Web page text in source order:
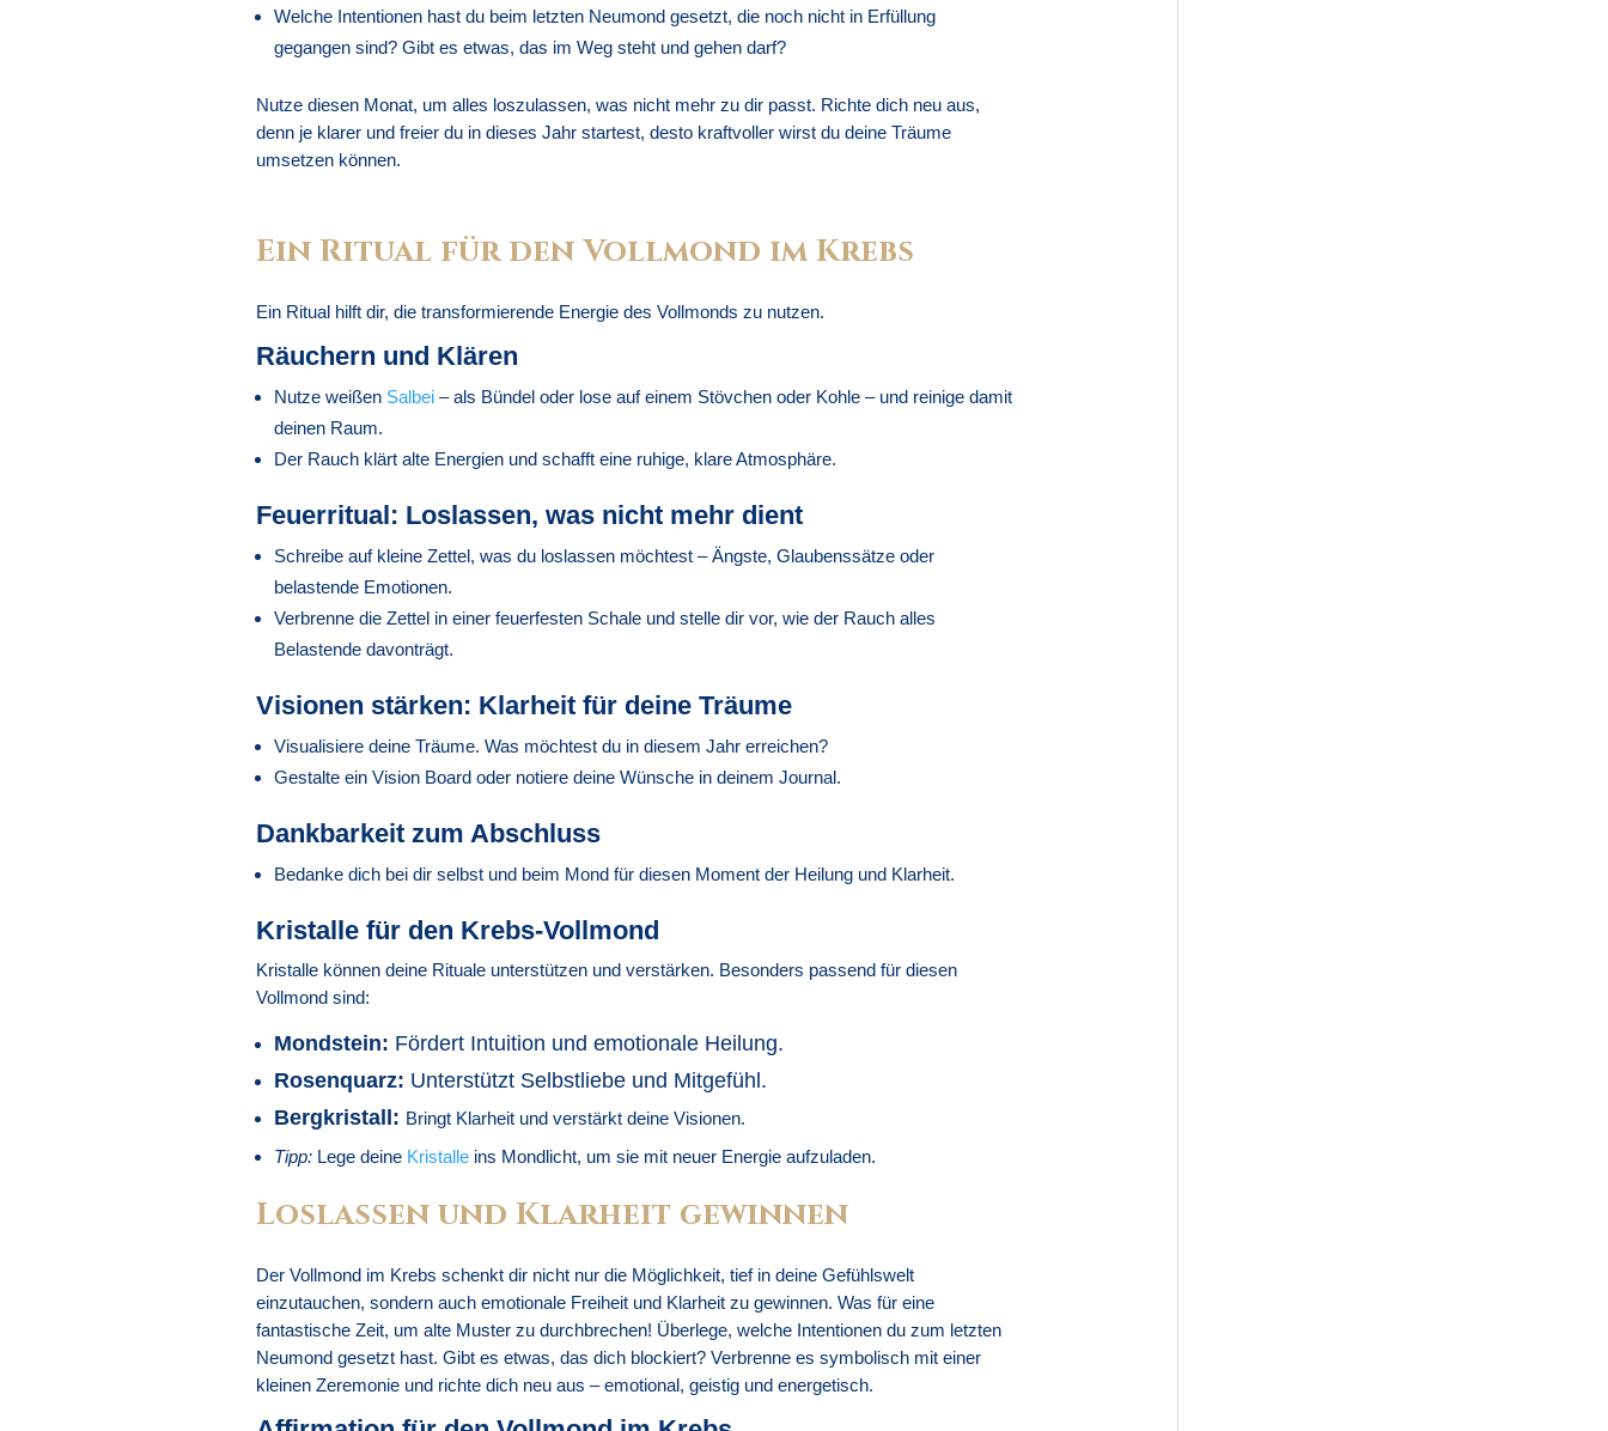
Welche Intentionen hast du beim letzten Neumond gesetzt, die noch nicht in Erfüllung
gegangen sind? Gibt es etwas, das im Weg steht und gehen darf?
Nutze diesen Monat, um alles loszulassen, was nicht mehr zu dir passt. Richte dich neu aus,
denn je klarer und freier du in dieses Jahr startest, desto kraftvoller wirst du deine Träume
umsetzen können.
Ein Ritual für den Vollmond im Krebs
Ein Ritual hilft dir, die transformierende Energie des Vollmonds zu nutzen.
Räuchern und Klären
Nutze weißen Salbei– als Bündel oder lose auf einem Stövchen oder Kohle – und reinige damit
deinen Raum.
Der Rauch klärt alte Energien und schafft eine ruhige, klare Atmosphäre.
Feuerritual: Loslassen, was nicht mehr dient
Schreibe auf kleine Zettel, was du loslassen möchtest – Ängste, Glaubenssätze oder
belastende Emotionen.
Verbrenne die Zettel in einer feuerfesten Schale und stelle dir vor, wie der Rauch alles
Belastende davonträgt.
Visionen stärken: Klarheit für deine Träume
Visualisiere deine Träume. Was möchtest du in diesem Jahr erreichen?
Gestalte ein Vision Board oder notiere deine Wünsche in deinem Journal.
Dankbarkeit zum Abschluss
Bedanke dich bei dir selbst und beim Mond für diesen Moment der Heilung und Klarheit.
Kristalle für den Krebs-Vollmond
Kristalle können deine Rituale unterstützen und verstärken. Besonders passend für diesen
Vollmond sind:
Mondstein: Fördert Intuition und emotionale Heilung.
Rosenquarz: Unterstützt Selbstliebe und Mitgefühl.
Bergkristall: Bringt Klarheit und verstärkt deine Visionen.
Tipp:Lege deine Kristalleins Mondlicht, um sie mit neuer Energie aufzuladen.
Loslassen und Klarheit gewinnen
Der Vollmond im Krebs schenkt dir nicht nur die Möglichkeit, tief in deine Gefühlswelt
einzutauchen, sondern auch emotionale Freiheit und Klarheit zu gewinnen. Was für eine
fantastische Zeit, um alte Muster zu durchbrechen! Überlege, welche Intentionen du zum letzten
Neumond gesetzt hast. Gibt es etwas, das dich blockiert? Verbrenne es symbolisch mit einer
kleinen Zeremonie und richte dich neu aus – emotional, geistig und energetisch.